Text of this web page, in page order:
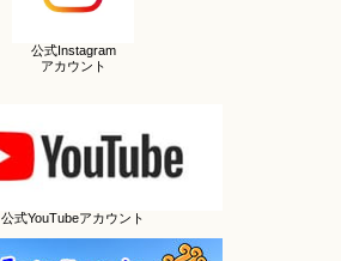
公式Instagram
アカウント
公式YouTubeアカウント